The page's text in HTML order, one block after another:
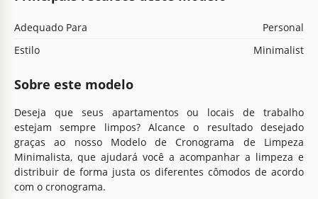
Adequado Para
Personal
Estilo
Minimalist
Sobre este modelo
Deseja que seus apartamentos ou locais de trabalho
estejam sempre limpos? Alcance o resultado desejado
graças ao nosso Modelo de Cronograma de Limpeza
Minimalista, que ajudará você a acompanhar a limpeza e
distribuir de forma justa os diferentes cômodos de acordo
com o cronograma.